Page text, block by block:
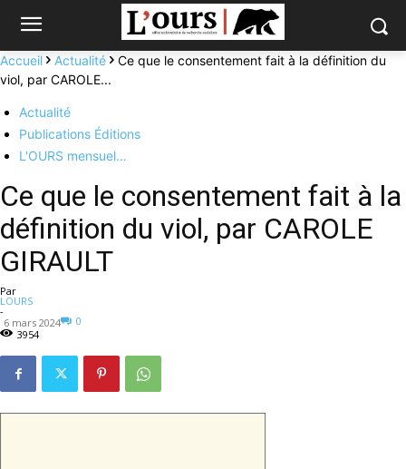
Accueil Actualité
Ce que le consentement fait à la définition du
viol, par CAROLE...
Actualité
Publications Éditions
L'OURS mensuel…
Ce que le consentement fait à la
définition du viol, par CAROLE
GIRAULT
Par
LOURS
-
6 mars 2024
0
3954